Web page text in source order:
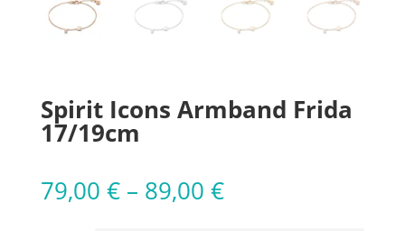
Spirit Icons Armband Frida
17/19cm
79,00 €– 89,00 €